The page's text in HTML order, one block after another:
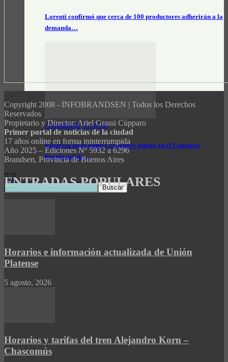
Lorenti confirmó que cerca de 100 productores adherirán a la
demanda…
Actualidad General
Empresa local obtuvo el primer puesto en el Concurso
Provincial de…
Copyright 2008 - INFOBRANDSEN | Todos los Derechos
Reservados
Propietario y Director: Ariel Grassi Cúpparo
Primer portal de noticias de la ciudad
17 años online en forma ininterrumpida
Año 2025 – Ediciones Nº 5932 a 6296
Brandsen, Provincia de Buenos Aires
ENTRADAS POPULARES
Horarios e información actualizada de Unión
Platense
5 agosto, 2026
Horarios y tarifas del tren Alejandro Korn –
Chascomús